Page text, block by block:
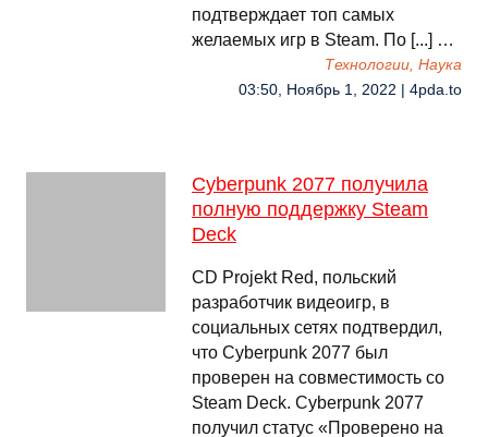
подтверждает топ самых
желаемых игр в Steam. По [...] …
Технологии, Наука
03:50, Ноябрь 1, 2022 | 4pda.to
Cyberpunk 2077 получила
полную поддержку Steam
Deck
CD Projekt Red, польский
разработчик видеоигр, в
социальных сетях подтвердил,
что Cyberpunk 2077 был
проверен на совместимость со
Steam Deck. Cyberpunk 2077
получил статус «Проверено на